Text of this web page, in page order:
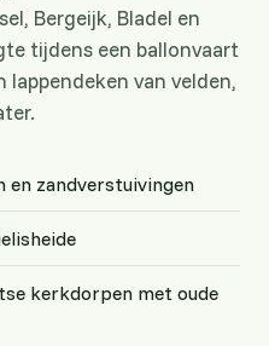
Bergeijk, Bladel en
tijdens een ballonvaart
lappendeken van velden,
en zandverstuivingen
kerkdorpen met oude